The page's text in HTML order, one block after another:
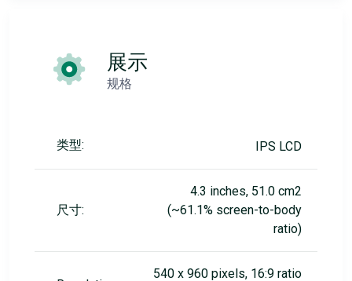
展示
规格
类型: IPS LCD
尺寸:
4.3 inches, 51.0 cm2
(~61.1% screen-to-body
ratio)
540 x 960 pixels, 16:9 ratio